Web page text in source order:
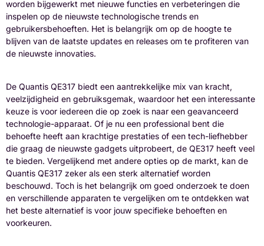
worden bijgewerkt met nieuwe functies en verbeteringen die
inspelen op de nieuwste technologische trends en
gebruikersbehoeften. Het is belangrijk om op de hoogte te
blijven van de laatste updates en releases om te profiteren van
de nieuwste innovaties.
De Quantis QE317 biedt een aantrekkelijke mix van kracht,
veelzijdigheid en gebruiksgemak, waardoor het een interessante
keuze is voor iedereen die op zoek is naar een geavanceerd
technologie-apparaat. Of je nu een professional bent die
behoefte heeft aan krachtige prestaties of een tech-liefhebber
die graag de nieuwste gadgets uitprobeert, de QE317 heeft veel
te bieden. Vergelijkend met andere opties op de markt, kan de
Quantis QE317 zeker als een sterk alternatief worden
beschouwd. Toch is het belangrijk om goed onderzoek te doen
en verschillende apparaten te vergelijken om te ontdekken wat
het beste alternatief is voor jouw specifieke behoeften en
voorkeuren.